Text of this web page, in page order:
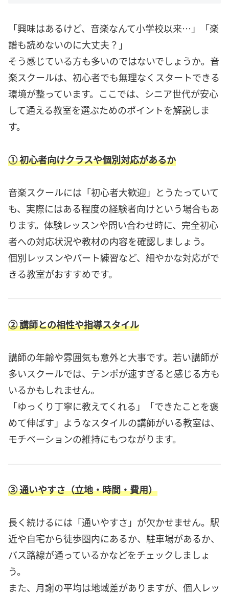
「興味はあるけど、音楽なんて小学校以来…」「楽
譜も読めないのに大丈夫？」
そう感じている方も多いのではないでしょうか。音
楽スクールは、初心者でも無理なくスタートできる
環境が整っています。ここでは、シニア世代が安心
して通える教室を選ぶためのポイントを解説しま
す。
① 初心者向けクラスや個別対応があるか
音楽スクールには「初心者大歓迎」とうたっていて
も、実際にはある程度の経験者向けという場合もあ
ります。体験レッスンや問い合わせ時に、完全初心
者への対応状況や教材の内容を確認しましょう。
個別レッスンやパート練習など、細やかな対応がで
きる教室がおすすめです。
② 講師との相性や指導スタイル
講師の年齢や雰囲気も意外と大事です。若い講師が
多いスクールでは、テンポが速すぎると感じる方も
いるかもしれません。
「ゆっくり丁寧に教えてくれる」「できたことを褒
めて伸ばす」ようなスタイルの講師がいる教室は、
モチベーションの維持にもつながります。
③ 通いやすさ（立地・時間・費用）
長く続けるには「通いやすさ」が欠かせません。駅
近や自宅から徒歩圏内にあるか、駐車場があるか、
バス路線が通っているかなどをチェックしましょ
う。
また、月謝の平均は地域差がありますが、個人レッ